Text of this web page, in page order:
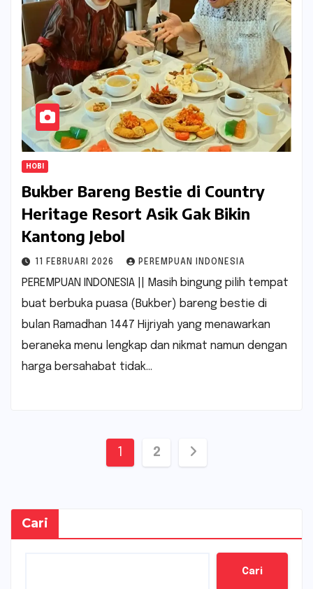
HOBI
Bukber Bareng Bestie di Country
Heritage Resort Asik Gak Bikin
Kantong Jebol
11 FEBRUARI 2026 PEREMPUAN INDONESIA
PEREMPUAN INDONESIA || Masih bingung pilih tempat
buat berbuka puasa (Bukber) bareng bestie di
bulan Ramadhan 1447 Hijriyah yang menawarkan
beraneka menu lengkap dan nikmat namun dengan
harga bersahabat tidak…
Paginasi
1 2
Cari
Cari